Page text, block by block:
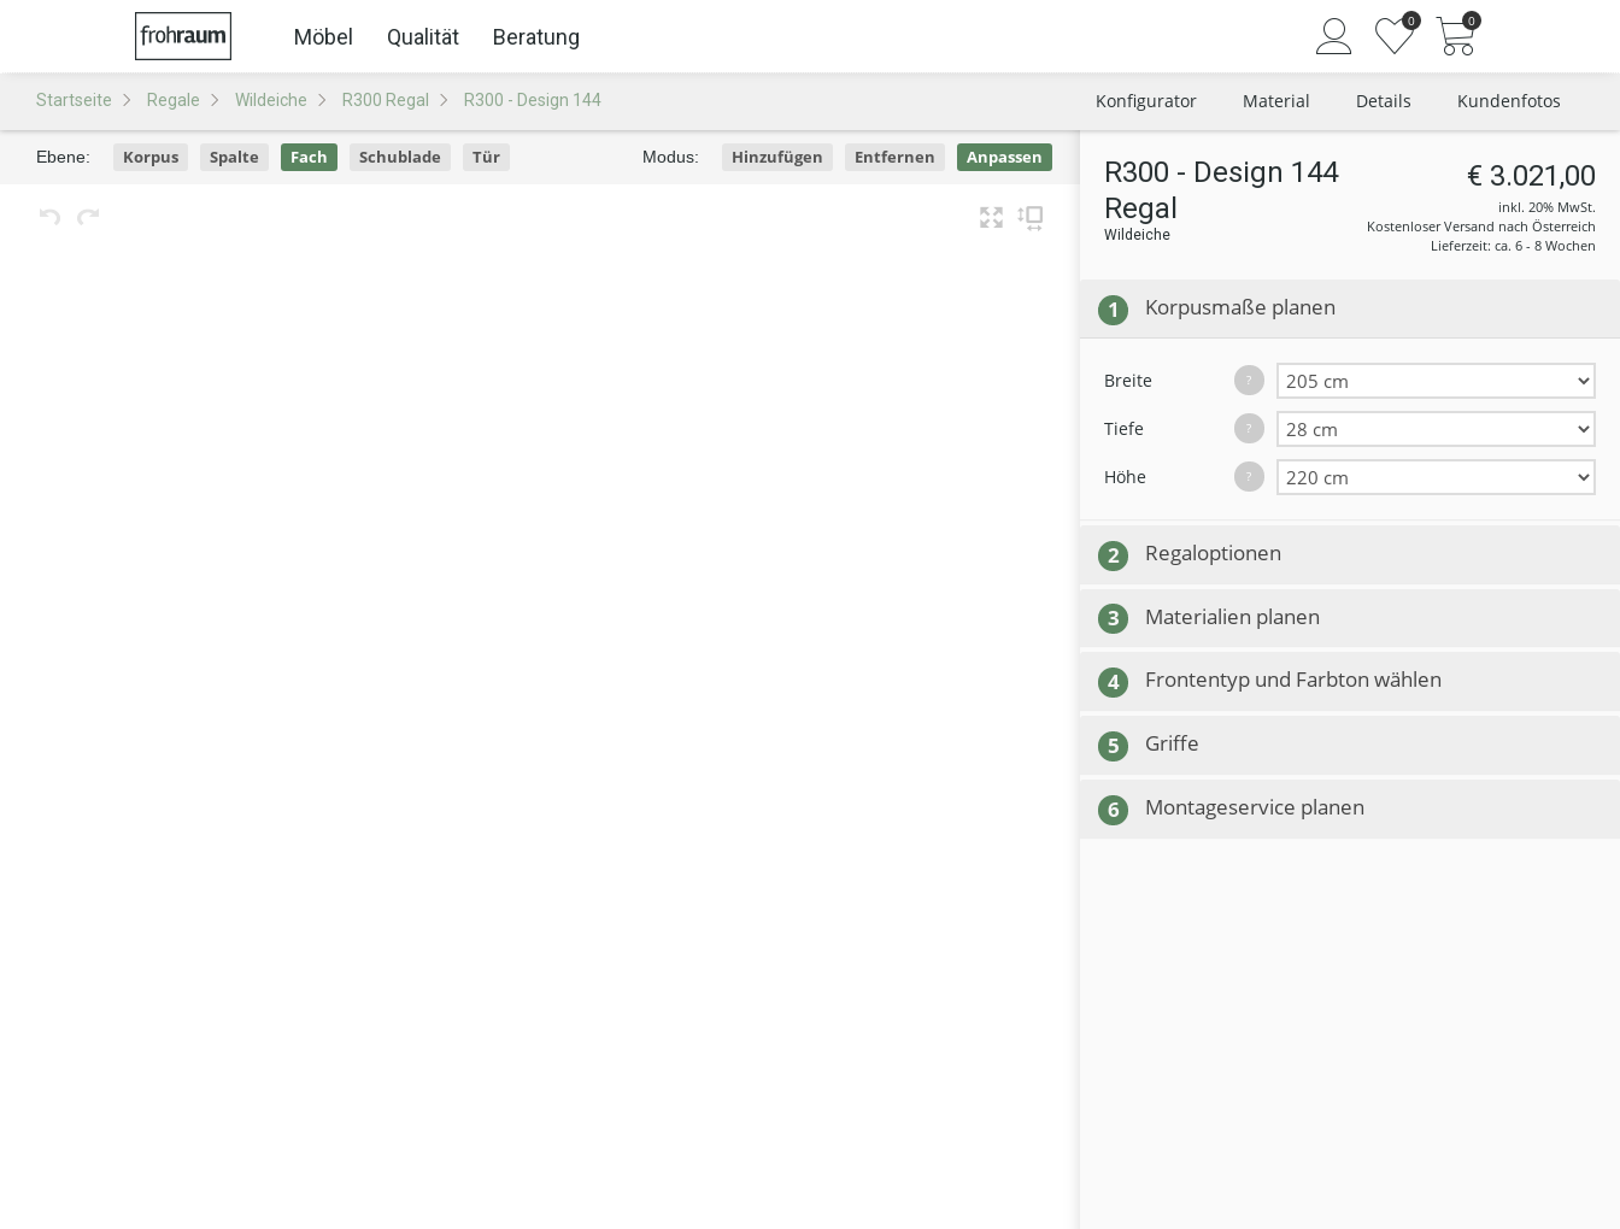
Möbel Qualität Beratung
0 0
Startseite Regale Wildeiche R300 Regal R300 - Design 144 Konfigurator Material Details Kundenfotos
Ebene: Korpus Spalte Fach Schublade Tür Modus: Hinzufügen Entfernen Anpassen
R300 - Design 144
Regal
Wildeiche
€ 3.021,00
inkl. 20% MwSt.
Kostenloser Versand nach Österreich
Lieferzeit: ca. 6 - 8 Wochen
1 Korpusmaße planen
Breite ?
Tiefe ?
Höhe ?
2 Regaloptionen
3 Materialien planen
4 Frontentyp und Farbton wählen
5 Griffe
6 Montageservice planen